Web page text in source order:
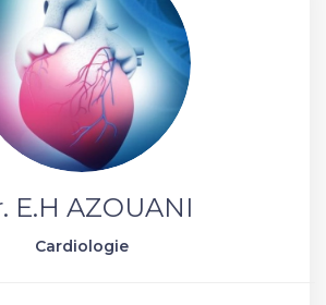
E.H AZOUANI
Cardiologie